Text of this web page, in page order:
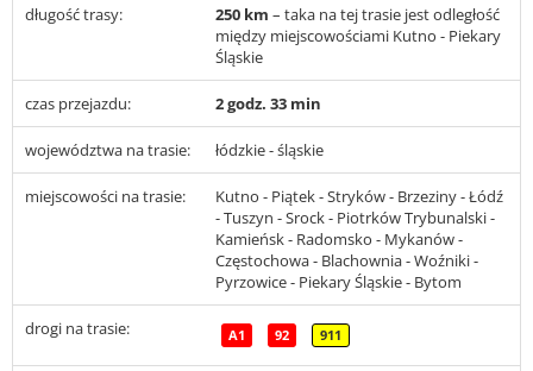
długość trasy: 250 km – taka na tej trasie jest odległość
między miejscowościami Kutno - Piekary
Śląskie
czas przejazdu: 2 godz. 33 min
województwa na trasie: łódzkie - śląskie
miejscowości na trasie:
Kutno - Piątek - Stryków - Brzeziny - Łódź
- Tuszyn - Srock - Piotrków Trybunalski -
Kamieńsk - Radomsko - Mykanów -
Częstochowa - Blachownia - Woźniki -
Pyrzowice - Piekary Śląskie - Bytom
drogi na trasie: A1 92 911